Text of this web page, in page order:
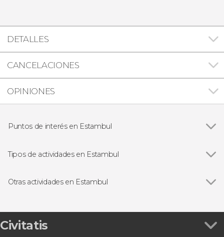
DETALLES
CANCELACIONES
OPINIONES
Puntos de interés en Estambul
Palacio de Topkapi
Cisterna Basílica
Tipos de actividades en Estambul
Free tours en Estambul
Baños turcos en Estambul
Excursiones de un día desde Estambul
Otras actividades en Estambul
Entradas para la Torre de Gálata con audioguía
Entradas al Palacio de Dolmabahçe con
Civitatis